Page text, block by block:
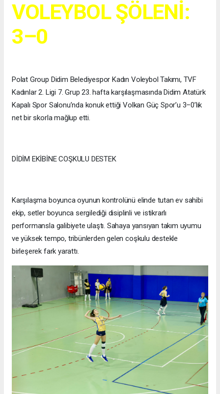
VOLEYBOL ŞÖLENİ:
3–0
Polat Group Didim Belediyespor Kadın Voleybol Takımı, TVF
Kadınlar 2. Ligi 7. Grup 23. hafta karşılaşmasında Didim Atatürk
Kapalı Spor Salonu’nda konuk ettiği Volkan Güç Spor’u 3–0’lık
net bir skorla mağlup etti.
DİDİM EKİBİNE COŞKULU DESTEK
Karşılaşma boyunca oyunun kontrolünü elinde tutan ev sahibi
ekip, setler boyunca sergilediği disiplinli ve istikrarlı
performansla galibiyete ulaştı. Sahaya yansıyan takım uyumu
ve yüksek tempo, tribünlerden gelen coşkulu destekle
birleşerek fark yarattı.